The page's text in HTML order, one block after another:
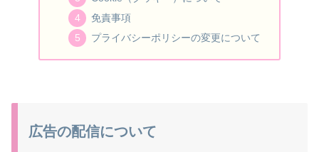
免責事項
プライバシーポリシーの変更について
広告の配信について